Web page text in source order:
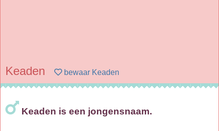
Keaden bewaar Keaden
Keaden is een jongensnaam.